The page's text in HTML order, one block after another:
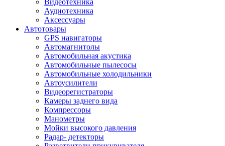
Видеотехника
Аудиотехника
Аксессуары
Автотовары
GPS навигаторы
Автомагнитолы
Автомобильная акустика
Автомобильные пылесосы
Автомобильные холодильники
Автоусилители
Видеорегистраторы
Камеры заднего вида
Компрессоры
Манометры
Мойки высокого давления
Радар- детекторы